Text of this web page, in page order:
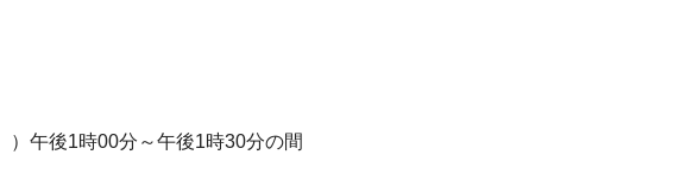
）午後1時00分～午後1時30分の間